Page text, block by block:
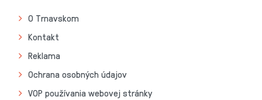
O Trnavskom
Kontakt
Reklama
Ochrana osobných údajov
VOP používania webovej stránky